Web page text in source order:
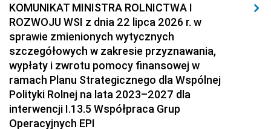
KOMUNIKAT MINISTRA ROLNICTWA I
ROZWOJU WSI z dnia 22 lipca 2026 r. w
sprawie zmienionych wytycznych
szczegółowych w zakresie przyznawania,
wypłaty i zwrotu pomocy finansowej w
ramach Planu Strategicznego dla Wspólnej
Polityki Rolnej na lata 2023–2027 dla
interwencji I.13.5 Współpraca Grup
Operacyjnych EPI